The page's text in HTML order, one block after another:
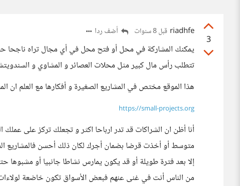
3
riadhfe قبل 8 سنوات أضف ردا
يمكنك المشاركة في محل أو فتح محل في أي مجال تراه ناجحا
تتطلب رأس مال كبير مثل محلات العصائر و المشاوي و
هذا الموقع مختص في المشاريع الصغيرة و أفكارها مع العلم
https://small-projects.org
أنا أظن ان الشراكات قد تدر ارباحا اكثر و تجعلك تركز على
متوسط أو أخذت قرضا بضمان أجرك لكان ذلك أحسن فالمشاريع
إلا بعد فترة طويلة أو قد يكون يمارس نشاطا جانبيا أو
من الناس أنت في غنى عنهم فبعض الأسواق تكون خاضعة